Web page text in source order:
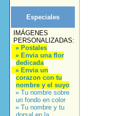
Especiales
IMÁGENES
PERSONALIZADAS:
» Postales
» Envia una flor
dedicada
» Envia un
corazon con tu
nombre y el suyo
» Tu nombre sobre
un fondo en color
» Tu nombre y tu